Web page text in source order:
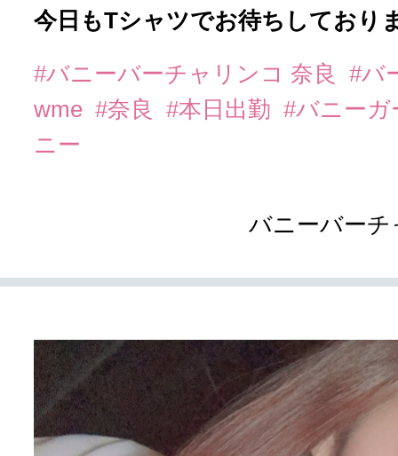
今日もTシャツでお待ちしており
#バニーバーチャリンコ 奈良
#バ
wme #奈良 #本日出勤 #バニー
ニー
バニーバー